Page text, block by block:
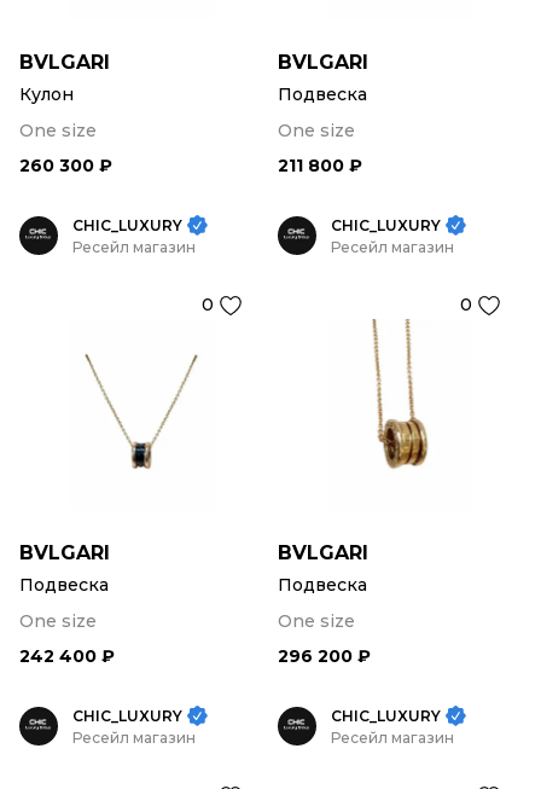
BVLGARI
Кулон
One size
260 300 ₽
BVLGARI
Подвеска
One size
211 800 ₽
CHIC_LUXURY
Ресейл магазин
0
BVLGARI
Подвеска
One size
242 400 ₽
CHIC_LUXURY
Ресейл магазин
0
BVLGARI
Подвеска
One size
296 200 ₽
CHIC_LUXURY
Ресейл магазин
CHIC_LUXURY
Ресейл магазин